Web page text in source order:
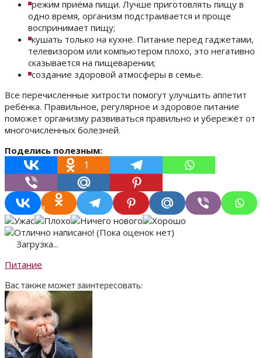
режим приёма пищи. Лучше приготовлять пищу в
одно время, организм подстраивается и проще
воспринимает пищу;
кушать только на кухне. Питание перед гаджетами,
телевизором или компьютером плохо, это негативно
сказывается на пищеварении;
создание здоровой атмосферы в семье.
Все перечисленные хитрости помогут улучшить аппетит
ребёнка. Правильное, регулярное и здоровое питание
поможет организму развиваться правильно и убережёт от
многочисленных болезней.
Поделись полезным:
1
1
(Пока оценок нет)
Загрузка...
Питание
Вас также может заинтересовать: